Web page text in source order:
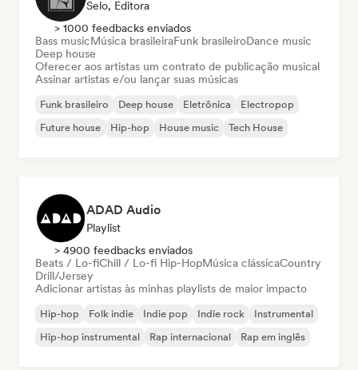
Selo, Editora
> 1000 feedbacks enviados
Bass musicMúsica brasileiraFunk brasileiroDance music
Deep house
Oferecer aos artistas um contrato de publicação musical
Assinar artistas e/ou lançar suas músicas
Funk brasileiro Deep house Eletrônica
Electropop
Future house
Hip-hop House music Tech House
ADAD Audio
Playlist
> 4900 feedbacks enviados
Beats / Lo-fiChill / Lo-fi Hip-HopMúsica clássicaCountry
Drill/Jersey
Adicionar artistas às minhas playlists de maior impacto
Hip-hop Folk indie Indie pop Indie rock
Instrumental
Hip-hop instrumental
Rap internacional Rap em inglês